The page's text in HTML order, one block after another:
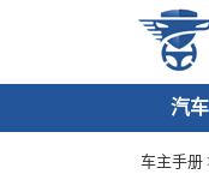
汽
车主手册